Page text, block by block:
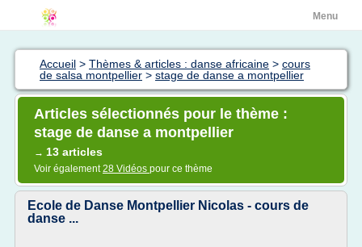
Menu
Accueil > Thèmes & articles : danse africaine > cours
de salsa montpellier > stage de danse a montpellier
Articles sélectionnés pour le thème :
stage de danse a montpellier
→ 13 articles
Voir également28 Vidéos pour ce thème
Ecole de Danse Montpellier Nicolas - cours de
danse ...